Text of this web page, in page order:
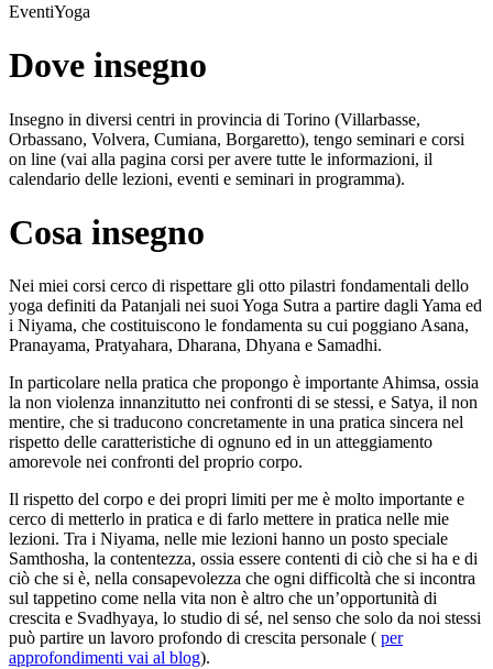
EventiYoga
Dove insegno
Insegno in diversi centri in provincia di Torino (Villarbasse,
Orbassano, Volvera, Cumiana, Borgaretto), tengo seminari e corsi
on line (vai alla pagina corsi per avere tutte le informazioni, il
calendario delle lezioni, eventi e seminari in programma).
Cosa insegno
Nei miei corsi cerco di rispettare gli otto pilastri fondamentali dello
yoga definiti da Patanjali nei suoi Yoga Sutra a partire dagli Yama ed
i Niyama, che costituiscono le fondamenta su cui poggiano Asana,
Pranayama, Pratyahara, Dharana, Dhyana e Samadhi.
In particolare nella pratica che propongo è importante Ahimsa, ossia
la non violenza innanzitutto nei confronti di se stessi, e Satya, il non
mentire, che si traducono concretamente in una pratica sincera nel
rispetto delle caratteristiche di ognuno ed in un atteggiamento
amorevole nei confronti del proprio corpo.
Il rispetto del corpo e dei propri limiti per me è molto importante e
cerco di metterlo in pratica e di farlo mettere in pratica nelle mie
lezioni. Tra i Niyama, nelle mie lezioni hanno un posto speciale
Samthosha, la contentezza, ossia essere contenti di ciò che si ha e di
ciò che si è, nella consapevolezza che ogni difficoltà che si incontra
sul tappetino come nella vita non è altro che un’opportunità di
crescita e Svadhyaya, lo studio di sé, nel senso che solo da noi stessi
può partire un lavoro profondo di crescita personale ( per
approfondimenti vai al blog).